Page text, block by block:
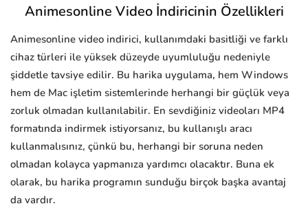
Animesonline Video İndiricinin Özellikleri
Animesonline video indirici, kullanımdaki basitliği ve farklı
cihaz türleri ile yüksek düzeyde uyumluluğu nedeniyle
şiddetle tavsiye edilir. Bu harika uygulama, hem Windows
hem de Mac işletim sistemlerinde herhangi bir güçlük veya
zorluk olmadan kullanılabilir. En sevdiğiniz videoları MP4
formatında indirmek istiyorsanız, bu kullanışlı aracı
kullanmalısınız, çünkü bu, herhangi bir soruna neden
olmadan kolayca yapmanıza yardımcı olacaktır. Buna ek
olarak, bu harika programın sunduğu birçok başka avantaj
da vardır.